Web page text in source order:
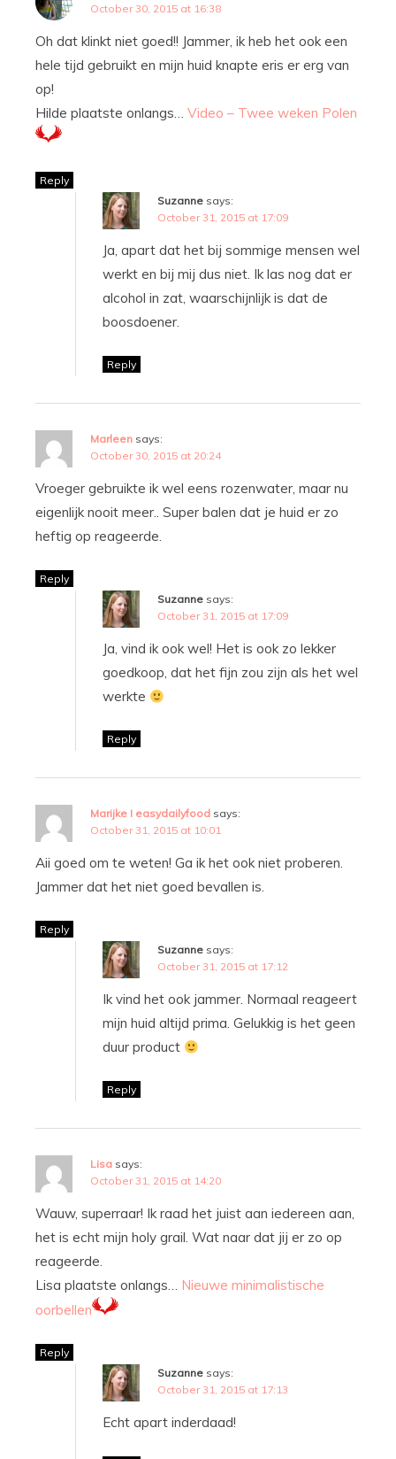
October 30, 2015 at 16:38
Oh dat klinkt niet goed!! Jammer, ik heb het ook een
hele tijd gebruikt en mijn huid knapte eris er erg van
op!
Hilde plaatste onlangs… Video – Twee weken Polen
Reply
Suzanne says:
October 31, 2015 at 17:09
Ja, apart dat het bij sommige mensen wel
werkt en bij mij dus niet. Ik las nog dat er
alcohol in zat, waarschijnlijk is dat de
boosdoener.
Reply
Marleen says:
October 30, 2015 at 20:24
Vroeger gebruikte ik wel eens rozenwater, maar nu
eigenlijk nooit meer.. Super balen dat je huid er zo
heftig op reageerde.
Reply
Suzanne says:
October 31, 2015 at 17:09
Ja, vind ik ook wel! Het is ook zo lekker
goedkoop, dat het fijn zou zijn als het wel
werkte
Reply
Marijke I easydailyfood says:
October 31, 2015 at 10:01
Aii goed om te weten! Ga ik het ook niet proberen.
Jammer dat het niet goed bevallen is.
Reply
Suzanne says:
October 31, 2015 at 17:12
Ik vind het ook jammer. Normaal reageert
mijn huid altijd prima. Gelukkig is het geen
duur product
Reply
Lisa says:
October 31, 2015 at 14:20
Wauw, superraar! Ik raad het juist aan iedereen aan,
het is echt mijn holy grail. Wat naar dat jij er zo op
reageerde.
Lisa plaatste onlangs… Nieuwe minimalistische
oorbellen
Reply
Suzanne says:
October 31, 2015 at 17:13
Echt apart inderdaad!